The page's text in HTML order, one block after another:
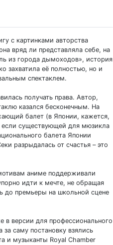
с картинками авторства
вряд ли представляла себе, на
из города дымоходов», история
захватила её полностью, но и
спектаклем.
получать права. Автор,
казался бесконечным. На
балет (в Японии, кажется,
если существующей для мюзикла
балета Японии
разрыдалась от счастья – это
аниме поддерживали
идти к мечте, не обращая
до премьеры на школьной сцене
в версии для профессионального
саму постановку взялись
и музыканты Royal Chamber